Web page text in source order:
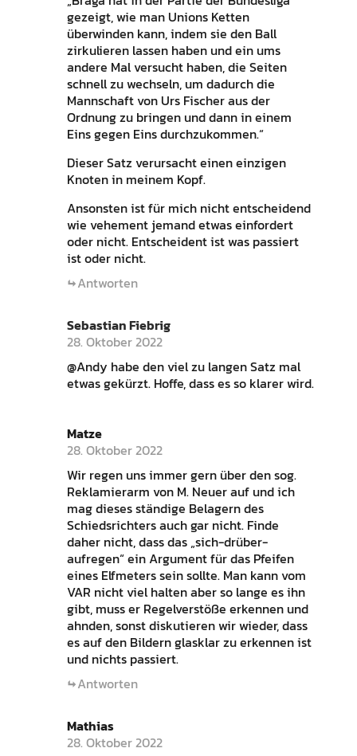
gezeigt, wie man Unions Ketten
überwinden kann, indem sie den Ball
zirkulieren lassen haben und ein ums
andere Mal versucht haben, die Seiten
schnell zu wechseln, um dadurch die
Mannschaft von Urs Fischer aus der
Ordnung zu bringen und dann in einem
Eins gegen Eins durchzukommen.“
Dieser Satz verursacht einen einzigen
Knoten in meinem Kopf.
Ansonsten ist für mich nicht entscheidend
wie vehement jemand etwas einfordert
oder nicht. Entscheident ist was passiert
ist oder nicht.
Antworten
Sebastian Fiebrig
28. Oktober 2022
@Andy habe den viel zu langen Satz mal
etwas gekürzt. Hoffe, dass es so klarer wird.
Matze
28. Oktober 2022
Wir regen uns immer gern über den sog.
Reklamierarm von M. Neuer auf und ich
mag dieses ständige Belagern des
Schiedsrichters auch gar nicht. Finde
daher nicht, dass das „sich-drüber-
aufregen“ ein Argument für das Pfeifen
eines Elfmeters sein sollte. Man kann vom
VAR nicht viel halten aber so lange es ihn
gibt, muss er Regelverstöße erkennen und
ahnden, sonst diskutieren wir wieder, dass
es auf den Bildern glasklar zu erkennen ist
und nichts passiert.
Antworten
Mathias
28. Oktober 2022